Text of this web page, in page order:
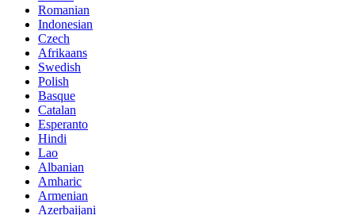
Romanian
Indonesian
Czech
Afrikaans
Swedish
Polish
Basque
Catalan
Esperanto
Hindi
Lao
Albanian
Amharic
Armenian
Azerbaijani